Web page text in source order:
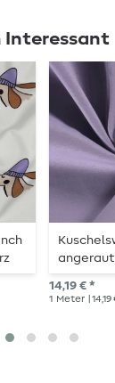
Interessant
angeraut
14,19 € *
1 Meter |